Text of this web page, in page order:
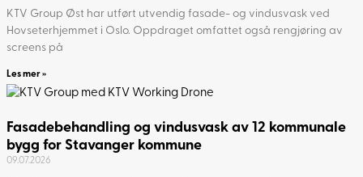
KTV Group Øst har utført utvendig fasade- og vindusvask ved
Hovseterhjemmet i Oslo. Oppdraget omfattet også rengjøring av
screens på
Les mer »
Fasadebehandling og vindusvask av 12 kommunale
bygg for Stavanger kommune
09.07.2026